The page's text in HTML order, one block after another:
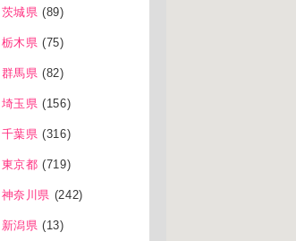
茨城県 (89)
栃木県 (75)
群馬県 (82)
埼玉県 (156)
千葉県 (316)
東京都 (719)
神奈川県 (242)
新潟県 (13)